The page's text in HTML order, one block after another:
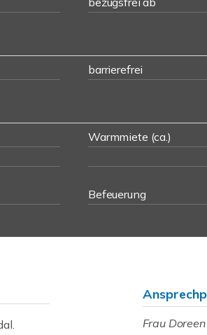
barrierefrei
Warmmiete (ca.)
Befeuerung
Frau